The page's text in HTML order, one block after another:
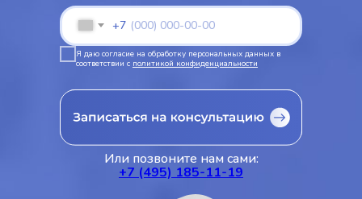
Или позвоните нам сами:
+7 (495) 185-11-19
+7
Я даю согласие на обработку персональных данных в
соответствии с политикой конфиденциальности